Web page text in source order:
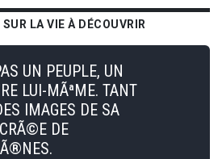
LA VIE À DÉCOUVRIR
UN PEUPLE, UN
LUI-MÃªME. TANT
IMAGES DE SA
DE